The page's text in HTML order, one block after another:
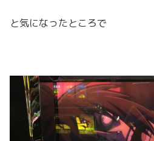
と気になったところで